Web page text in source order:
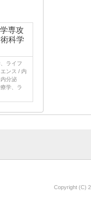
専攻
科学
ライフ
ンス / 内
分泌
学、ラ
Copyright (C)